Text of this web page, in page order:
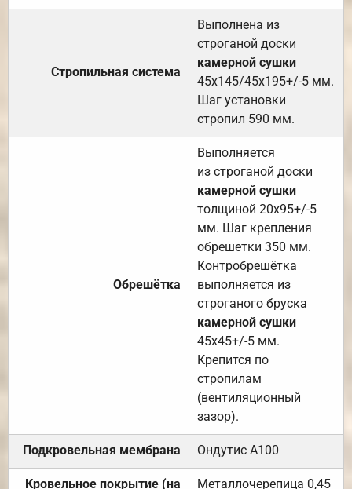
Стропильная система
Выполнена из
строганой доски
камерной сушки
45х145/45х195+/-5 мм.
Шаг установки
стропил 590 мм.
Обрешётка
Выполняется
из строганой доски
камерной сушки
толщиной 20х95+/-5
мм. Шаг крепления
обрешетки 350 мм.
Контробрешётка
выполняется из
строганого бруска
камерной сушки
45х45+/-5 мм.
Крепится по
стропилам
(вентиляционный
зазор).
Подкровельная мембрана Ондутис А100
Кровельное покрытие (на
Металлочерепица 0,45